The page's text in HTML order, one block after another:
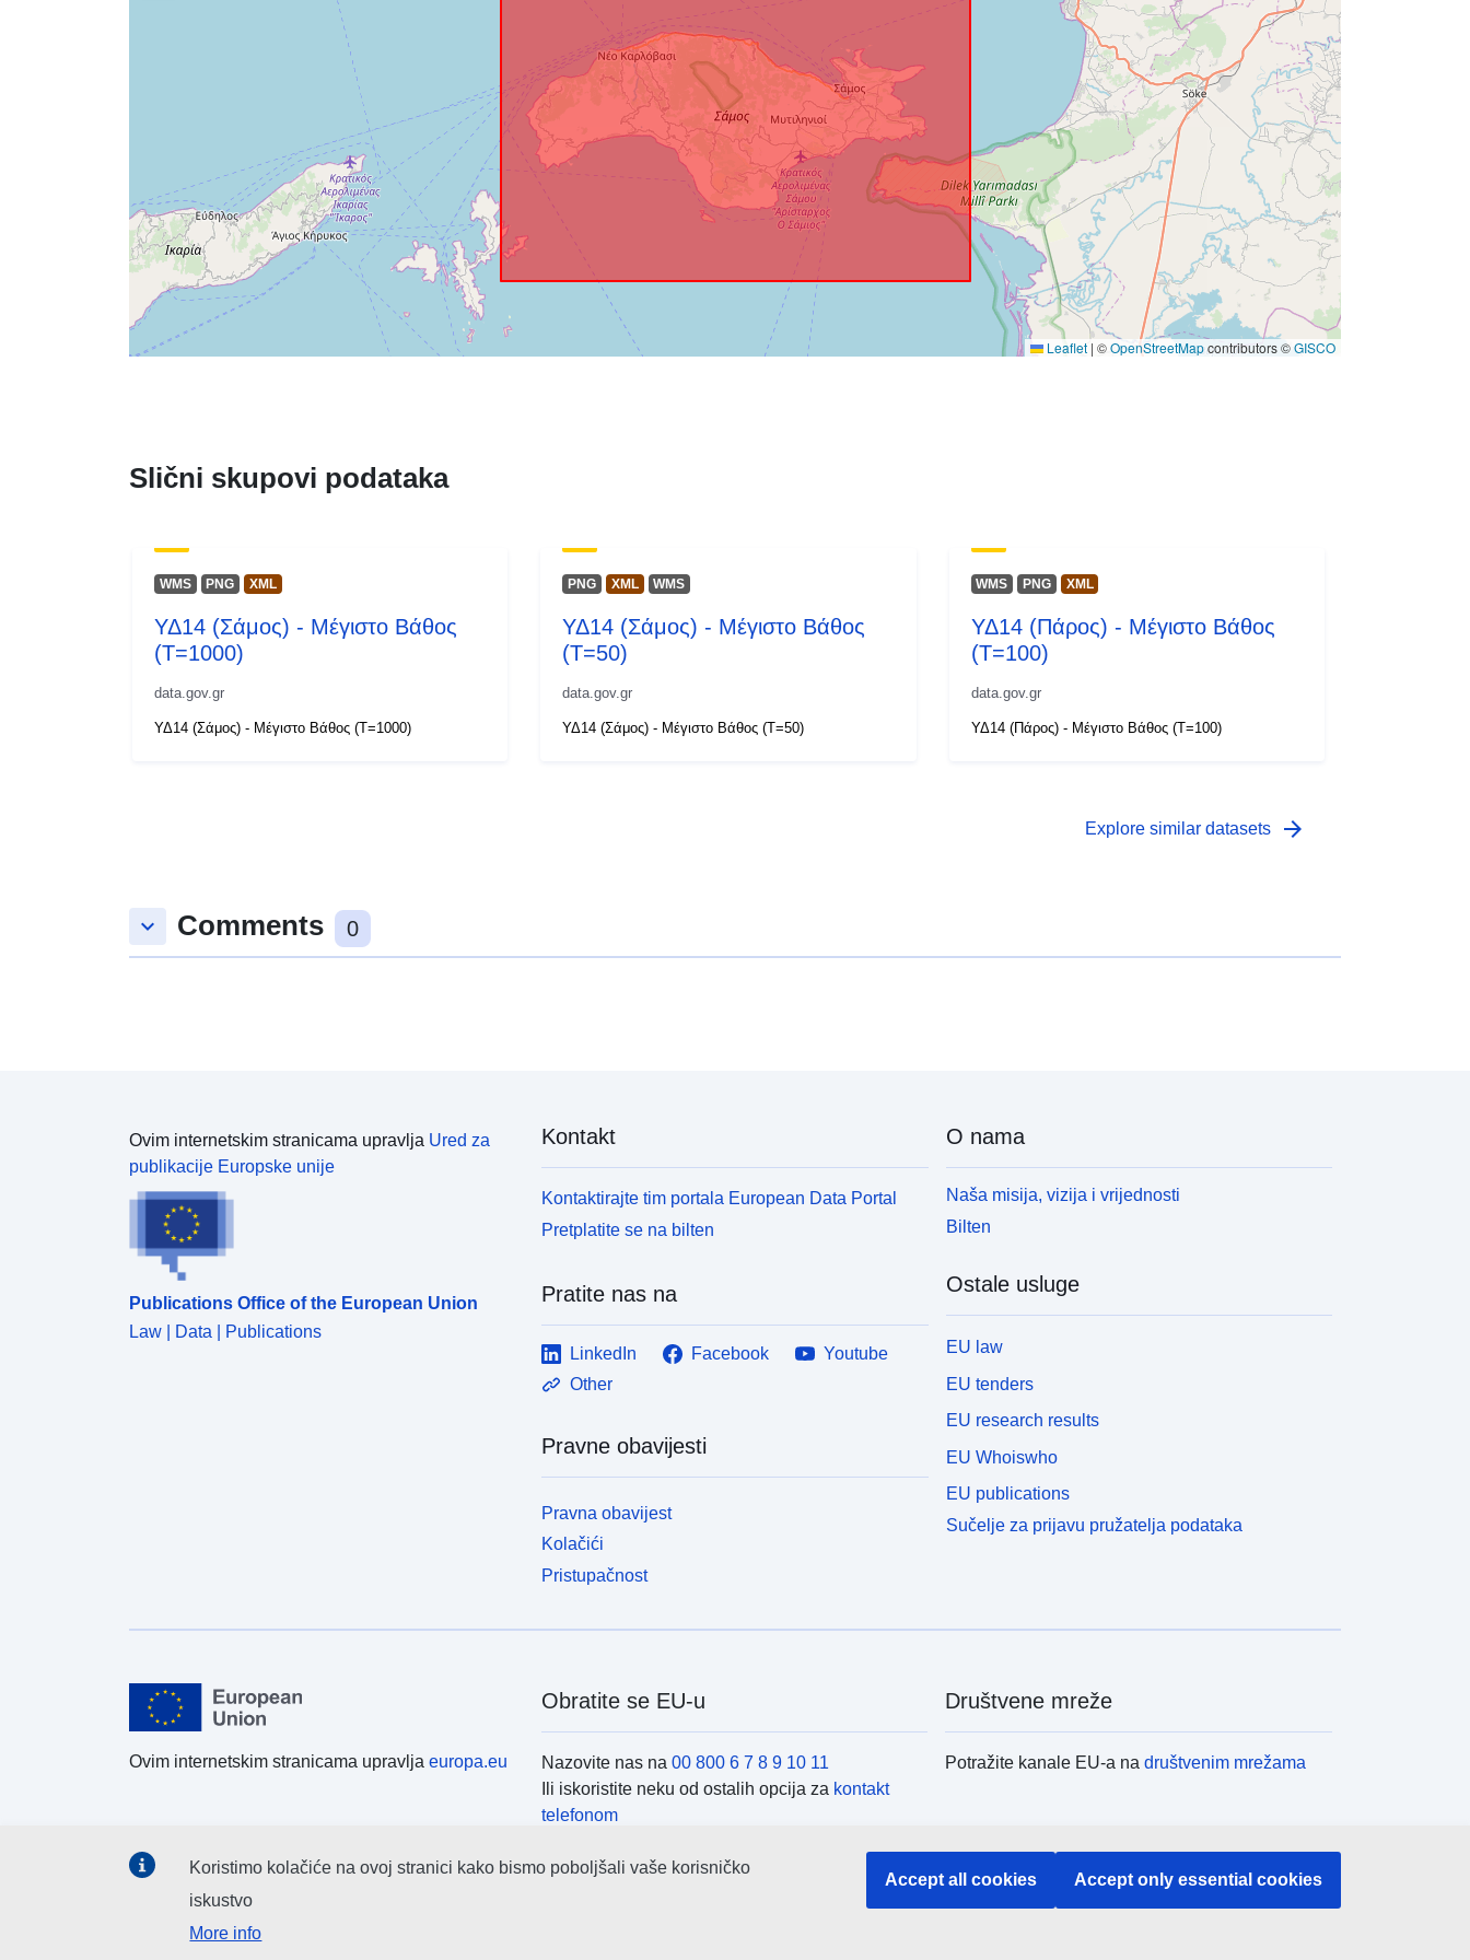
Leaflet | ©OpenStreetMapcontributors ©GISCO
type/GEOSPATIAL
Slični skupovi podataka
WMS PNG XML
ΥΔ14 (Σάμος) - Μέγιστο Βάθος
(T=1000)
data.gov.gr
ΥΔ14 (Σάμος) - Μέγιστο Βάθος (T=1000)
PNG XML WMS
ΥΔ14 (Σάμος) - Μέγιστο Βάθος
(T=50)
data.gov.gr
ΥΔ14 (Σάμος) - Μέγιστο Βάθος (T=50)
WMS PNG XML
ΥΔ14 (Πάρος) - Μέγιστο Βάθος
(T=100)
data.gov.gr
ΥΔ14 (Πάρος) - Μέγιστο Βάθος (T=100)
Explore similar datasets arrow_forward
keyboard_arrow_down Comments 0
Ovim internetskim stranicama upravlja Ured za
publikacije Europske unije
Publications Office of the European Union
Law | Data | Publications
Kontakt
Kontaktirajte tim portala European Data Portal
Pretplatite se na bilten
Pratite nas na
LinkedIn Facebook
Youtube
Other
Pravne obavijesti
Pravna obavijest
Kolačići
Pristupačnost
O nama
Naša misija, vizija i vrijednosti
Bilten
Ostale usluge
EU law
EU tenders
EU research results
EU Whoiswho
EU publications
Sučelje za prijavu pružatelja podataka
Ovim internetskim stranicama upravlja europa.eu
Obratite se EU-u
Nazovite nas na 00 800 6 7 8 9 10 11
Ili iskoristite neku od ostalih opcija za kontakt
telefonom
Posjetite nas u nekom odcentara EU-a
Društvene mreže
Potražite kanale EU-a nadruštvenim mrežama
Pretraživanje institucija i tijela EU-a
Koristimo kolačiće na ovoj stranici kako bismo poboljšali vaše korisničko
iskustvo
More info
Accept all cookies Accept only essential cookies